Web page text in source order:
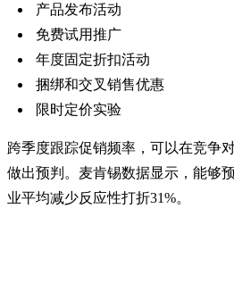
产品发布活动
免费试用推广
年度固定折扣活动
捆绑和交叉销售优惠
限时定价实验
跨季度跟踪促销频率，可以在竞争
做出预判。麦肯锡数据显示，能够
业平均减少反应性打折31%。